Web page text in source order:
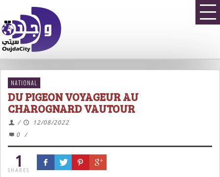
NATIONAL
DU PIGEON VOYAGEUR AU
CHAROGNARD VAUTOUR
/
12/08/2022
0
/
1
SHARES